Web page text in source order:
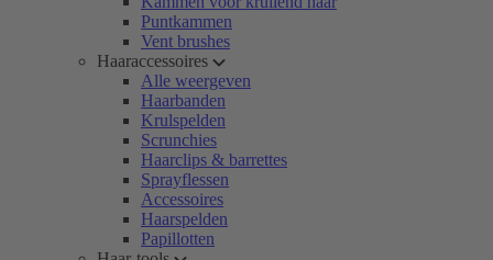
Puntkammen
Vent brushes
Haaraccessoires
Alle weergeven
Haarbanden
Krulspelden
Scrunchies
Haarclips & barrettes
Sprayflessen
Accessoires
Haarspelden
Papillotten